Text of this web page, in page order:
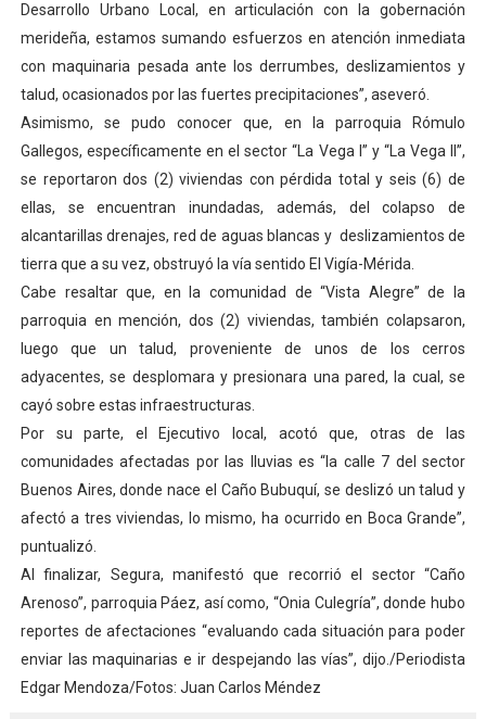
Plan Quirúrgico Regional llega a Pueblo Llano con la
Iaanem graduó a bebés de Mérida en jornada de
Iahula pone en marcha protocolo de triaje psicosocial
Arranca en Rivas Dávila el Plan de Renovación de
Alcalde Nelson Álvarez llevó jornada recreativa a la
Desarrollo Urbano Local, en articulación con la gobernación
merideña, estamos sumando esfuerzos en atención inmediata
con maquinaria pesada ante los derrumbes, deslizamientos y
talud, ocasionados por las fuertes precipitaciones”, aseveró.
Asimismo, se pudo conocer que, en la parroquia Rómulo
Gallegos, específicamente en el sector “La Vega I” y “La Vega II”,
se reportaron dos (2) viviendas con pérdida total y seis (6) de
ellas, se encuentran inundadas, además, del colapso de
alcantarillas drenajes, red de aguas blancas y deslizamientos de
tierra que a su vez, obstruyó la vía sentido El Vigía-Mérida.
Cabe resaltar que, en la comunidad de “Vista Alegre” de la
parroquia en mención, dos (2) viviendas, también colapsaron,
luego que un talud, proveniente de unos de los cerros
adyacentes, se desplomara y presionara una pared, la cual, se
cayó sobre estas infraestructuras.
Por su parte, el Ejecutivo local, acotó que, otras de las
comunidades afectadas por las lluvias es “la calle 7 del sector
Buenos Aires, donde nace el Caño Bubuquí, se deslizó un talud y
afectó a tres viviendas, lo mismo, ha ocurrido en Boca Grande”,
puntualizó.
Al finalizar, Segura, manifestó que recorrió el sector “Caño
Arenoso”, parroquia Páez, así como, “Onia Culegría”, donde hubo
reportes de afectaciones “evaluando cada situación para poder
enviar las maquinarias e ir despejando las vías”, dijo./Periodista
Edgar Mendoza/Fotos: Juan Carlos Méndez